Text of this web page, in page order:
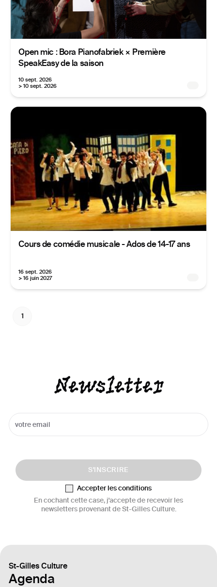
Open mic : Bora Pianofabriek × Première
SpeakEasy de la saison
10 sept. 2026
> 10 sept. 2026
Cours de comédie musicale - Ados de 14-17 ans
16 sept. 2026
> 16 juin 2027
1
Newsletter
S'INSCRIRE
Accepter les conditions
En cochant cette case, j'accepte de recevoir les
newsletters provenant de St-Gilles Culture.
St-Gilles Culture
Agenda